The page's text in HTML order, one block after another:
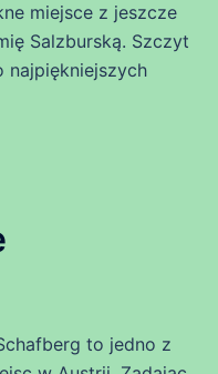
miejsce z jeszcze
Salzburską. Szczyt
najpiękniejszych
to jedno z